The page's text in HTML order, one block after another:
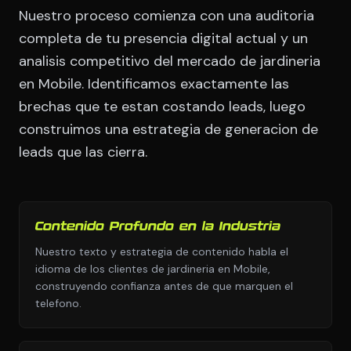
Nuestro proceso comienza con una auditoria
completa de tu presencia digital actual y un
analisis competitivo del mercado de jardineria
en Mobile. Identificamos exactamente las
brechas que te estan costando leads, luego
construimos una estrategia de generacion de
leads que las cierra.
Contenido Profundo en la Industria
Nuestro texto y estrategia de contenido habla el
idioma de los clientes de jardineria en Mobile,
construyendo confianza antes de que marquen el
telefono.